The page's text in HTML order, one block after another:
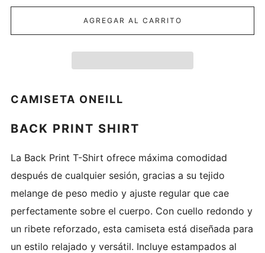
AGREGAR AL CARRITO
CAMISETA ONEILL
BACK PRINT SHIRT
La Back Print T-Shirt ofrece máxima comodidad
después de cualquier sesión, gracias a su tejido
melange de peso medio y ajuste regular que cae
perfectamente sobre el cuerpo. Con cuello redondo y
un ribete reforzado, esta camiseta está diseñada para
un estilo relajado y versátil. Incluye estampados al